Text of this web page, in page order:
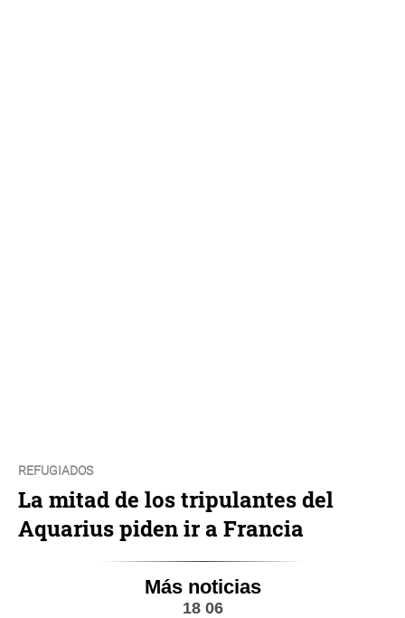
REFUGIADOS
La mitad de los tripulantes del
Aquarius piden ir a Francia
Más noticias
18 06